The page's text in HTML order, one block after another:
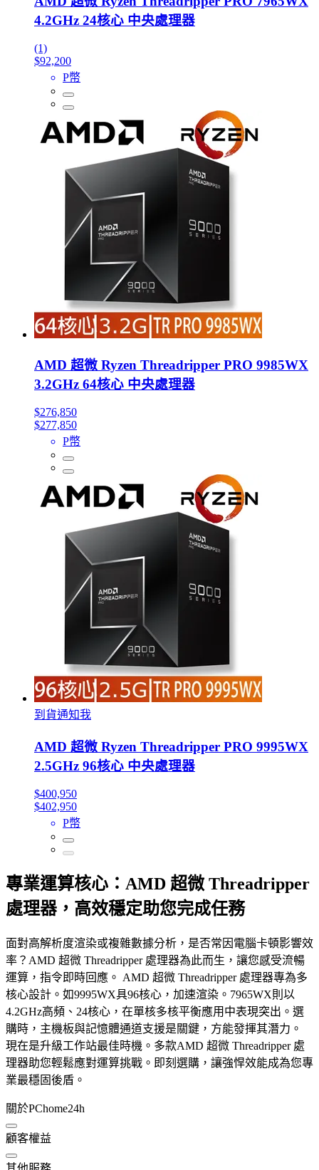
4.2GHz 24核心 中央處理器
(1)
$92,200
P幣
AMD 超微 Ryzen Threadripper PRO 9985WX
3.2GHz 64核心 中央處理器
$276,850
$277,850
P幣
到貨通知我
AMD 超微 Ryzen Threadripper PRO 9995WX
2.5GHz 96核心 中央處理器
$400,950
$402,950
P幣
專業運算核心：AMD 超微 Threadripper
處理器，高效穩定助您完成任務
面對高解析度渲染或複雜數據分析，是否常因電腦卡頓影響效
率？AMD 超微 Threadripper 處理器為此而生，讓您感受流暢
運算，指令即時回應。 AMD 超微 Threadripper 處理器專為多
核心設計。如9995WX具96核心，加速渲染。7965WX則以
4.2GHz高頻、24核心，在單核多核平衡應用中表現突出。選
購時，主機板與記憶體通道支援是關鍵，方能發揮其潛力。
現在是升級工作站最佳時機。多款AMD 超微 Threadripper 處
理器助您輕鬆應對運算挑戰。即刻選購，讓強悍效能成為您專
業最穩固後盾。
關於PChome24h
顧客權益